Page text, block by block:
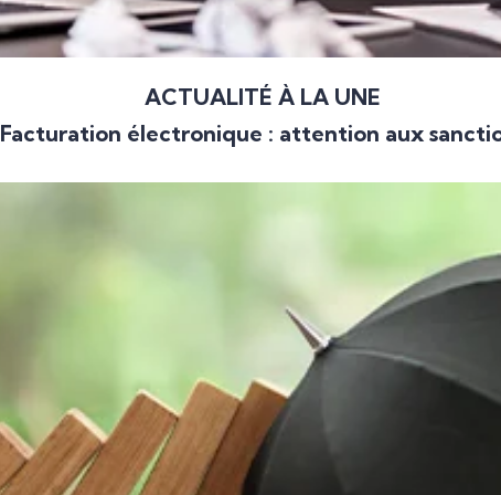
ACTUALITÉ À LA UNE
Facturation électronique : attention aux